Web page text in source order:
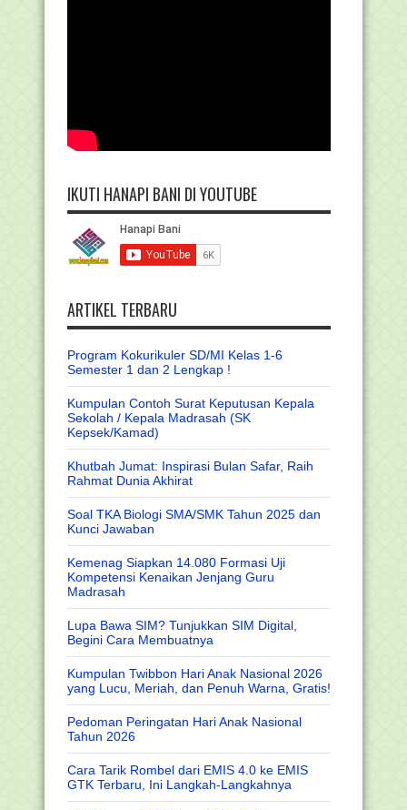
IKUTI HANAPI BANI DI YOUTUBE
ARTIKEL TERBARU
Program Kokurikuler SD/MI Kelas 1-6
Semester 1 dan 2 Lengkap !
Kumpulan Contoh Surat Keputusan Kepala
Sekolah / Kepala Madrasah (SK
Kepsek/Kamad)
Khutbah Jumat: Inspirasi Bulan Safar, Raih
Rahmat Dunia Akhirat
Soal TKA Biologi SMA/SMK Tahun 2025 dan
Kunci Jawaban
Kemenag Siapkan 14.080 Formasi Uji
Kompetensi Kenaikan Jenjang Guru
Madrasah
Lupa Bawa SIM? Tunjukkan SIM Digital,
Begini Cara Membuatnya
Kumpulan Twibbon Hari Anak Nasional 2026
yang Lucu, Meriah, dan Penuh Warna, Gratis!
Pedoman Peringatan Hari Anak Nasional
Tahun 2026
Cara Tarik Rombel dari EMIS 4.0 ke EMIS
GTK Terbaru, Ini Langkah-Langkahnya